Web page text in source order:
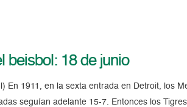
beisbol: 18 de junio
En 1911, en la sexta entrada en Detroit, los
seguían adelante 15-7. Entonces los